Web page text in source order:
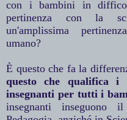
con i bambini in
pertinenza con la
un'amplissima
umano?
È questo che fa la
questo che qualifica i
insegnanti per tutti i
insegnanti inseguono